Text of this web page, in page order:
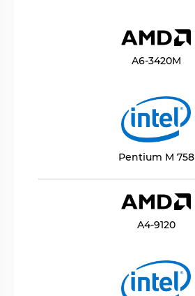
A6-3420M
Pentium M 758
A4-9120